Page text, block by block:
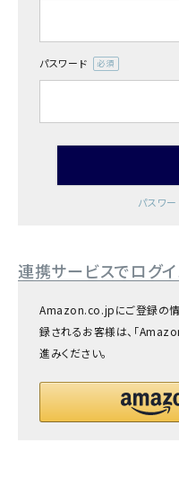
お酒別オススメ
パスワード
(必
パスワ
連携サービスでログ
Amazon.co.jpにご登録の
録されるお客様は、「
進みください。